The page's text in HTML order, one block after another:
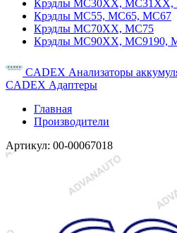
Крэдлы MC30XX, MC31XX,
Крэдлы MC55, MC65, MC67
Крэдлы MC70XX, MC75
Крэдлы MC90XX, MC9190,
CADEX Анализаторы
CADEX Адаптеры
Главная
Производители
Артикул: 00-00067018